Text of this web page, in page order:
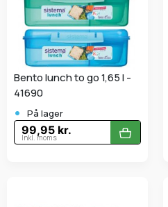
Bento lunch to go 1,65 l -
41690
• På lager
99,95 kr.
Inkl. moms